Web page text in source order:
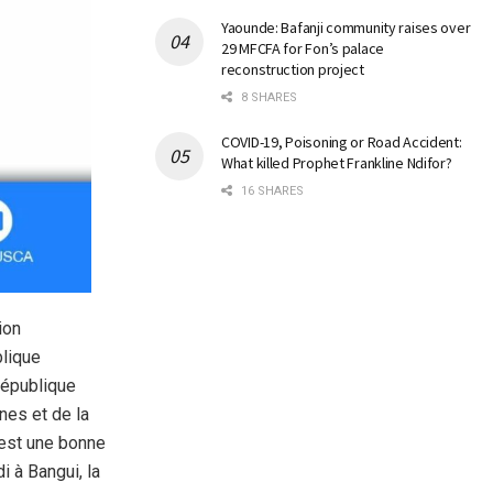
et de la
une bonne
à Bangui, la
Yaounde: Bafanji community raises over
29 MFCFA for Fon’s palace
reconstruction project
8 SHARES
COVID-19, Poisoning or Road Accident:
What killed Prophet Frankline Ndifor?
16 SHARES